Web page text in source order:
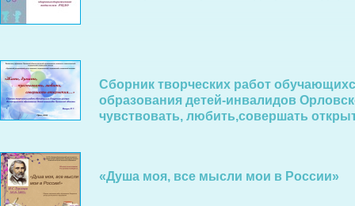
Сборник творческих работ
образования детей-инвалидов
чувствовать, любить,совершать
«Душа моя, все мысли мои в России»